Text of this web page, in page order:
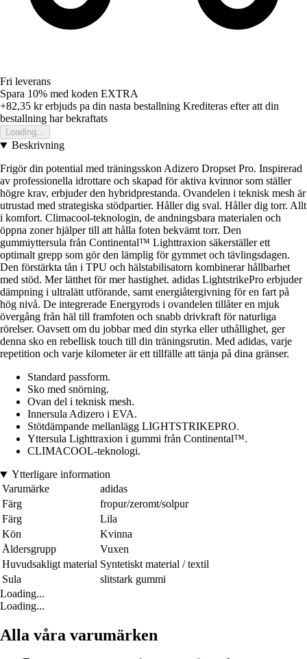
Fri leverans
Spara 10% med koden EXTRA
+82,35 krerbjuds pa din nasta bestallning Krediteras efter att din
bestallning har bekraftats
Loading...
Beskrivning
Frigör din potential med träningsskon Adizero Dropset Pro. Inspirerad
av professionella idrottare och skapad för aktiva kvinnor som ställer
högre krav, erbjuder den hybridprestanda. Ovandelen i teknisk mesh är
utrustad med strategiska stödpartier. Håller dig sval. Håller dig torr. Allt
i komfort. Climacool-teknologin, de andningsbara materialen och
öppna zoner hjälper till att hålla foten bekvämt torr. Den
gummiyttersula från Continental™ Lighttraxion säkerställer ett
optimalt grepp som gör den lämplig för gymmet och tävlingsdagen.
Den förstärkta tån i TPU och hälstabilisatorn kombinerar hållbarhet
med stöd. Mer lätthet för mer hastighet. adidas LightstrikePro erbjuder
dämpning i ultralätt utförande, samt energiåtergivning för en fart på
hög nivå. De integrerade Energyrods i ovandelen tillåter en mjuk
övergång från häl till framfoten och snabb drivkraft för naturliga
rörelser. Oavsett om du jobbar med din styrka eller uthållighet, ger
denna sko en rebellisk touch till din träningsrutin. Med adidas, varje
repetition och varje kilometer är ett tillfälle att tänja på dina gränser.
Standard passform.
Sko med snörning.
Ovan del i teknisk mesh.
Innersula Adizero i EVA.
Stötdämpande mellanlägg LIGHTSTRIKEPRO.
Yttersula Lighttraxion i gummi från Continental™.
CLIMACOOL-teknologi.
Ytterligare information
Varumärke
adidas
Färg
fropur/zeromt/solpur
Färg
Lila
Kön
Kvinna
Åldersgrupp
Vuxen
Huvudsakligt material Syntetiskt material / textil
Sula
slitstark gummi
Loading...
Loading...
Alla våra varumärken